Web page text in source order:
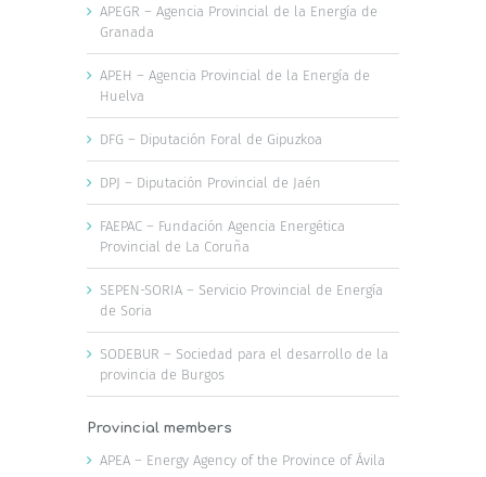
APEGR – Agencia Provincial de la Energía de
Granada
APEH – Agencia Provincial de la Energía de
Huelva
DFG – Diputación Foral de Gipuzkoa
DPJ – Diputación Provincial de Jaén
FAEPAC – Fundación Agencia Energética
Provincial de La Coruña
SEPEN-SORIA – Servicio Provincial de Energía
de Soria
SODEBUR – Sociedad para el desarrollo de la
provincia de Burgos
Provincial members
APEA – Energy Agency of the Province of Ávila